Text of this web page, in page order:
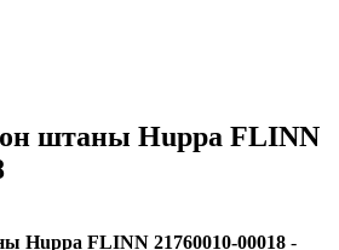
штаны Huppa FLINN
Huppa FLINN 21760010-00018 -